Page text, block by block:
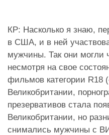
КР: Насколько я знаю,
в США, и в ней
мужчины. Так они могли
несмотря на свое
фильмов категории R18
Великобритании,
презервативов стала
Великобритании, но
снимались мужчины с